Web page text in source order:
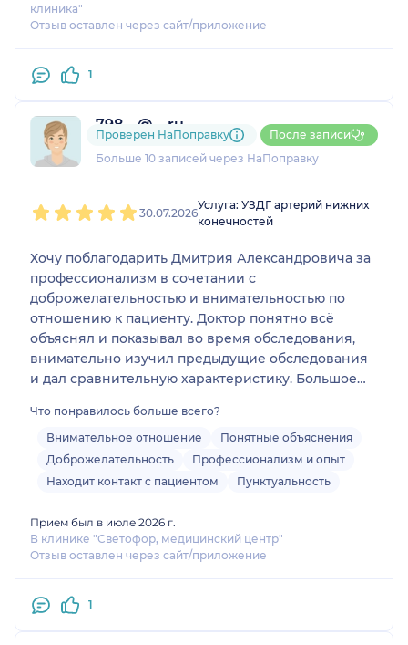
клиника"
Отзыв оставлен через сайт/приложение
1
798....@....ru
5 отзывов и3 оценки
Больше 10 записей через НаПоправку
Проверен НаПоправку После записи
30.07.2026
Услуга: УЗДГ артерий нижних
конечностей
Хочу поблагодарить Дмитрия Александровича за
профессионализм в сочетании с
доброжелательностью и внимательностью по
отношению к пациенту. Доктор понятно всё
объяснял и показывал во время обследования,
внимательно изучил предыдущие обследования
и дал сравнительную характеристику. Большое
Обязательно буду обращаться ещё 🥰
Что понравилось больше всего?
Внимательное отношение
Понятные объяснения
Доброжелательность
Профессионализм и опыт
Находит контакт с пациентом
Пунктуальность
Прием был в июле 2026 г.
В клинике "Светофор, медицинский центр"
Отзыв оставлен через сайт/приложение
1